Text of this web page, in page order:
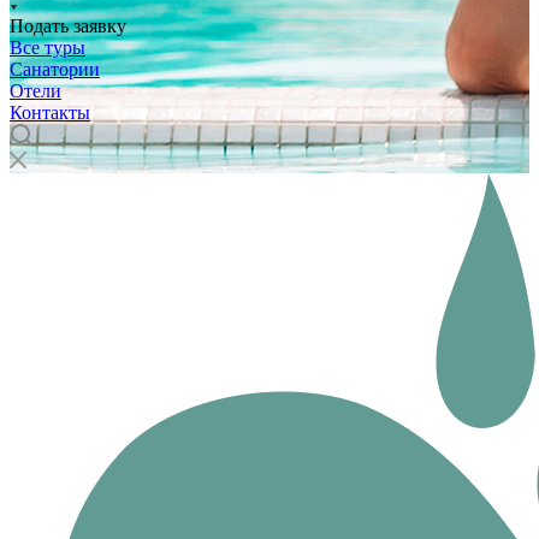
Подать заявку
Все туры
Санатории
Отели
Контакты